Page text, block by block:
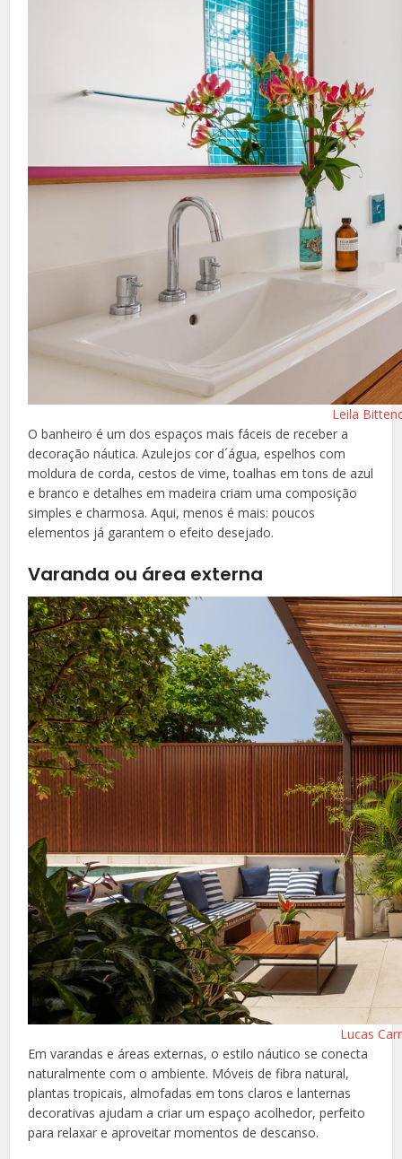
Leila
O banheiro é um dos espaços mais fáceis de receber a
decoração náutica. Azulejos cor d´água, espelhos com
moldura de corda, cestos de vime, toalhas em tons de azul
e branco e detalhes em madeira criam uma composição
simples e charmosa. Aqui, menos é mais: poucos
elementos já garantem o efeito desejado.
Varanda ou área externa
Lucas
Em varandas e áreas externas, o estilo náutico se conecta
naturalmente com o ambiente. Móveis de fibra natural,
plantas tropicais, almofadas em tons claros e lanternas
decorativas ajudam a criar um espaço acolhedor, perfeito
para relaxar e aproveitar momentos de descanso.